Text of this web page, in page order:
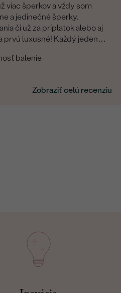
viac šperkov a vždy som
a jedinečné šperky.
či už za príplatok alebo aj
prvú luxusné! Každý jeden
balenie
Zobraziť celú recenziu